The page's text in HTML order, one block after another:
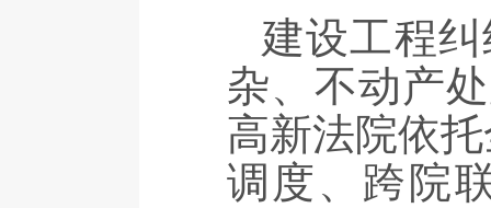
建设工程
杂、不动产
高新法院依
调度、跨院